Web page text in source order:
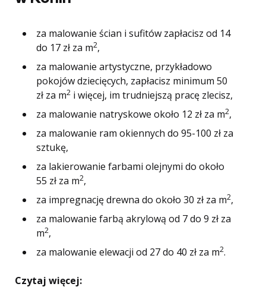
za malowanie ścian i sufitów zapłacisz od 14
do 17 zł za m2,
za malowanie artystyczne, przykładowo
pokojów dziecięcych, zapłacisz minimum 50
zł za m2 i więcej, im trudniejszą pracę zlecisz,
za malowanie natryskowe około 12 zł za m2,
za malowanie ram okiennych do 95-100 zł za
sztukę,
za lakierowanie farbami olejnymi do około
55 zł za m2,
za impregnację drewna do około 30 zł za m2,
za malowanie farbą akrylową od 7 do 9 zł za
m2,
za malowanie elewacji od 27 do 40 zł za m2.
Czytaj więcej: